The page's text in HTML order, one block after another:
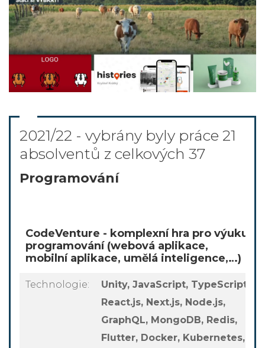
2021/22 - vybrány byly práce 21
absolventů z celkových 37
Programování
CodeVenture - komplexní hra pro výuku
programování (webová aplikace,
mobilní aplikace, umělá inteligence,…)
Technologie:
Unity, JavaScript, TypeScript,
React.js, Next.js, Node.js,
GraphQL, MongoDB, Redis,
Flutter, Docker, Kubernetes,